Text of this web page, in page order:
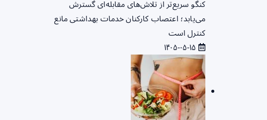
کنگو سریع‌تر از تلاش‌های مقابله‌ای گسترش
می‌یابد؛ اعتصاب کارکنان خدمات بهداشتی مانع
کنترل است